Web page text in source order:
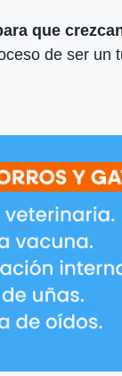
que
de ser un